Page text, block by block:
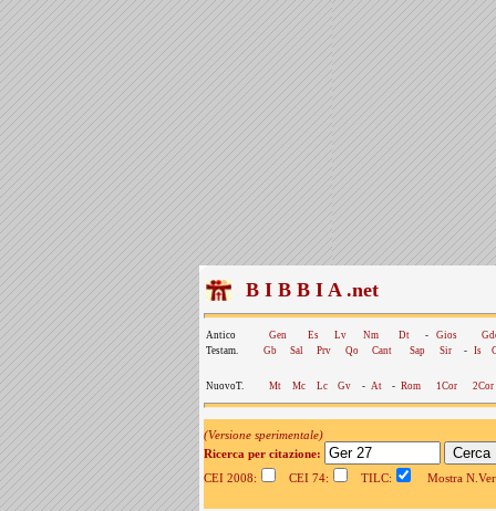
B I B B I A .net
Antico Gen Es Lv Nm Dt - Gios
Testam.
Gb Sal Prv Qo Cant Sap Sir - Is
NuovoT. Mt Mc Lc Gv - At - Rom 1Cor 2Cor
(Versione sperimentale)
Ricerca per citazione:
CEI 2008:
CEI 74: TILC: Mostra